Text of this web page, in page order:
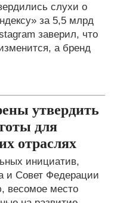
слухи о
за 5,5 млрд
заверил, что
а бренд
утвердить
для
отраслях
инициатив,
и Совет Федерации
весомое место